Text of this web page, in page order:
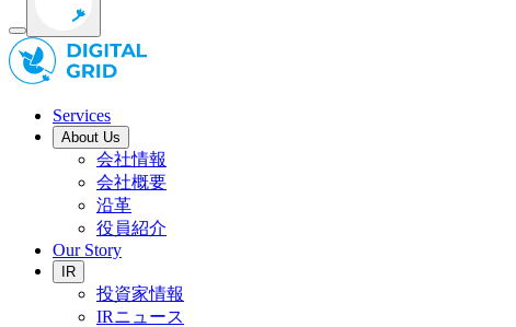
Services
About Us
会社情報
会社概要
沿革
役員紹介
Our Story
IR
投資家情報
IRニュース